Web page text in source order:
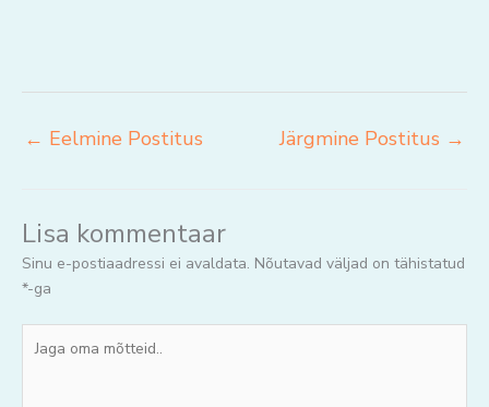
← Eelmine Postitus Järgmine Postitus →
Lisa kommentaar
Sinu e-postiaadressi ei avaldata. Nõutavad väljad on tähistatud
*-ga
oma